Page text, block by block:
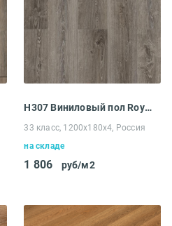
H307 Виниловый пол Royce Enjoy Дуб Шпиц
33 класс, 1200x180x4, Россия
на складе
1 806 руб/м2